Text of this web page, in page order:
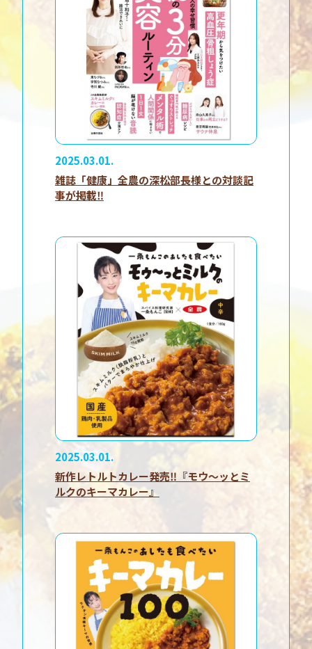
2025.03.01.
雑誌「健康」全農の深松部長様との対談記
事が掲載‼
2025.03.01.
新作レトルトカレー発売‼『モウ〜ッとミ
ルクのキーマカレー』